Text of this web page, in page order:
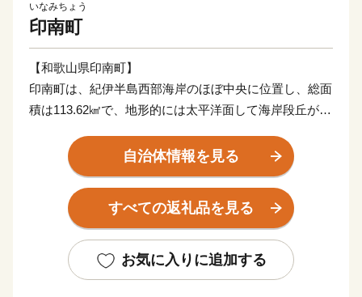
いなみちょう
印南町
【和歌山県印南町】
印南町は、紀伊半島西部海岸のほぼ中央に位置し、総面
積は113.62㎢で、地形的には太平洋面して海岸段丘が広
峰などの山々が連なっています。
また、三ヶ峰付近からは切目川が流れ、印南原付近から
は印南川が町の中心部を流れて太平洋に注いでいます。
印南町は歴史も古く、数々の伝説や言伝えを残す歴史遺
産が町内に多く点在するなど、観光面でも魅力を秘めた
自治体情報を見る
すべての返礼品を見る
お気に入りに追加する